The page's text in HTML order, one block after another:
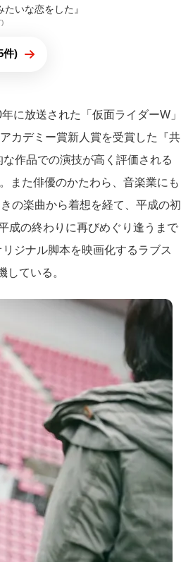
いな恋をした』
件)
に放送された「仮面ライダーW」
カデミー賞新人賞を受賞した『共
作品での演技が高く評価される
また俳優のかたわら、音楽業にも
の楽曲から着想を経て、平成の初
成の終わりに再びめぐり逢うまで
ジナル脚本を映画化するラブス
している。